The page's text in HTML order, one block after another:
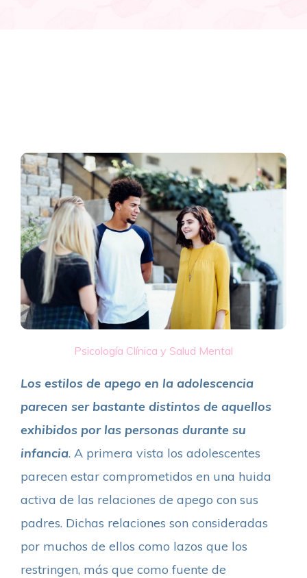
Psicología Clínica y Salud Mental
Los estilos de apego en la adolescencia
parecen ser bastante distintos de aquellos
exhibidos por las personas durante su
infancia. A primera vista los adolescentes
parecen estar comprometidos en una huida
activa de las relaciones de apego con sus
padres. Dichas relaciones son consideradas
por muchos de ellos como lazos que los
restringen, más que como fuente de